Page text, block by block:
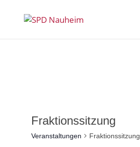
Fraktionssitzung
Veranstaltungen Fraktionssitzung